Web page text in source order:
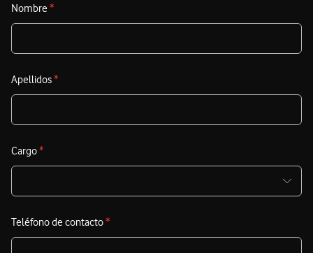
Nombre *
Apellidos*
Cargo*
Teléfono de contacto*